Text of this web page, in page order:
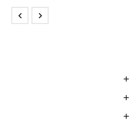
 


